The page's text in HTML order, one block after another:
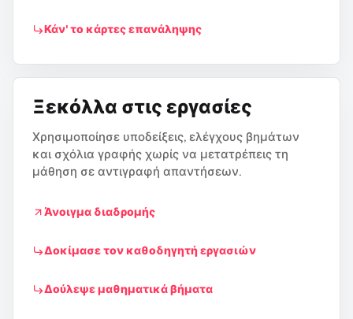
Κάν' το κάρτες επανάληψης
Ξεκόλλα στις εργασίες
Χρησιμοποίησε υποδείξεις, ελέγχους βημάτων
και σχόλια γραφής χωρίς να μετατρέπεις τη
μάθηση σε αντιγραφή απαντήσεων.
Άνοιγμα διαδρομής
Δοκίμασε τον καθοδηγητή εργασιών
Δούλεψε μαθηματικά βήματα